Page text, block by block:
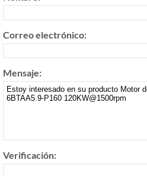
Correo electrónico:
Mensaje:
Verificación: